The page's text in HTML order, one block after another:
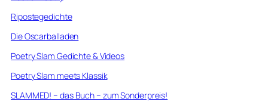
Ripostegedichte
Die Oscarballaden
Poetry Slam Gedichte & Videos
Poetry Slam meets Klassik
SLAMMED! – das Buch – zum Sonderpreis!